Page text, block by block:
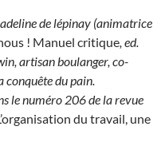
de lépinay (animatrice
! Manuel critique , ed.
artisan boulanger, co-
du pain.
le numéro 206 de la revue
du travail, une